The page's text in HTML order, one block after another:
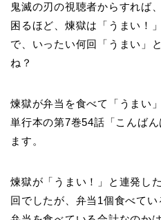
鬼滅の刃の視聴者からすれば
困るほど、煉獄は「うまい！
で、いったい何回「うまい」
ね？
煉獄が弁当を食べて「うまい
単行本の第7巻54話「こんば
ます。
煉獄が「うまい！」と連発し
回でしたが、弁当1個食べて